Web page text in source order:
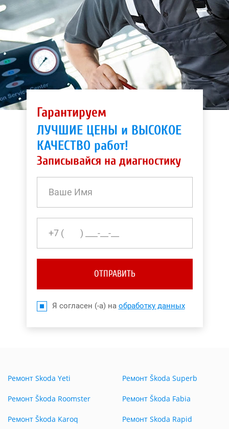
Гарантируем
ЛУЧШИЕ ЦЕНЫ и ВЫСОКОЕ
КАЧЕСТВО работ!
Записывайся на диагностику
ОТПРАВИТЬ
Я согласен (-а) на обработку данных
Ремонт Skoda Yeti
Ремонт Škoda Roomster
Ремонт Škoda Karoq
Ремонт Škoda Superb
Ремонт Škoda Fabia
Ремонт Skoda Rapid